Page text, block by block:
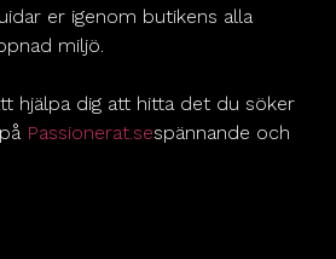
er igenom butikens alla
miljö.
hjälpa dig att hitta det du söker
Passionerat.sespännande och